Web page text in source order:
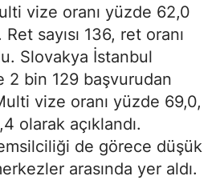
vize oranı yüzde 62,0
sayısı 136, ret oranı
Slovakya İstanbul
2 bin 129 başvurudan
vize oranı yüzde 69,0,
olarak açıklandı.
de görece düşük
arasında yer aldı.